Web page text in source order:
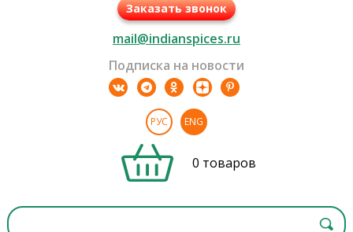
Заказать звонок
mail@indianspices.ru
Подписка на новости
РУС ENG
0 товаров